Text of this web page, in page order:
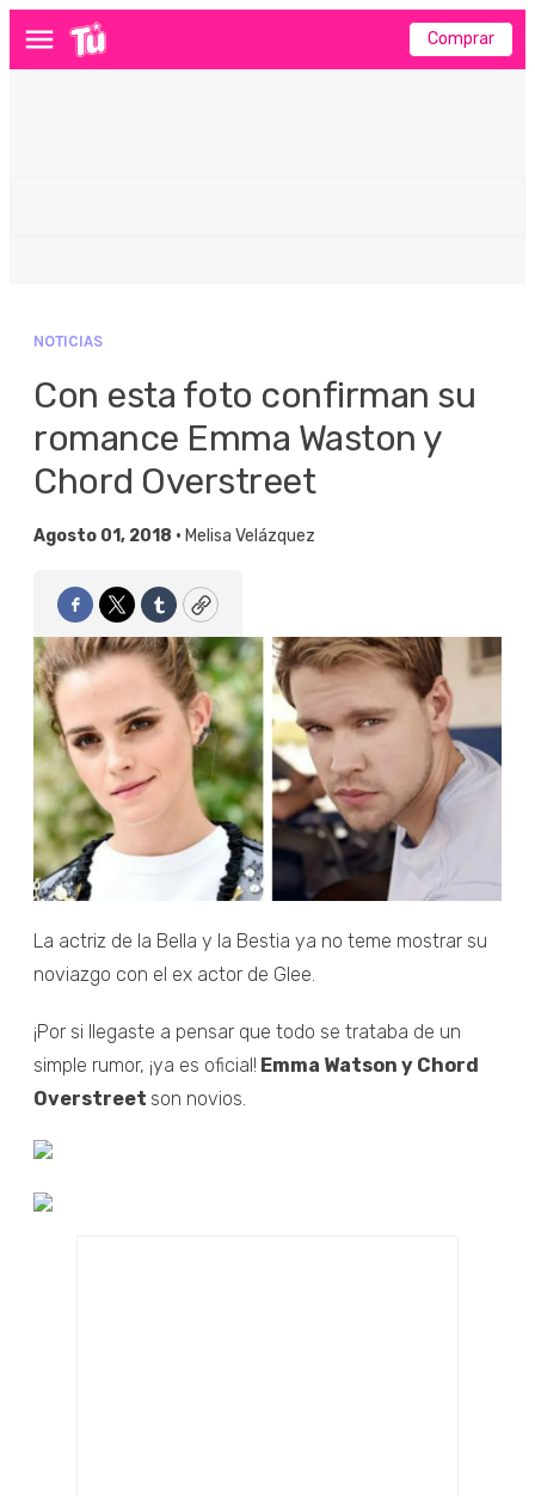
Menú Comprar
NOTICIAS
Con esta foto confirman su
romance Emma Waston y
Chord Overstreet
Agosto 01, 2018 • Melisa Velázquez
Facebook
TwitterTumblrCopy
La actriz de la Bella y la Bestia ya no teme mostrar su
noviazgo con el ex actor de Glee.
¡Por si llegaste a pensar que todo se trataba de un
simple rumor, ¡ya es oficial! Emma Watson y Chord
Overstreet son novios.